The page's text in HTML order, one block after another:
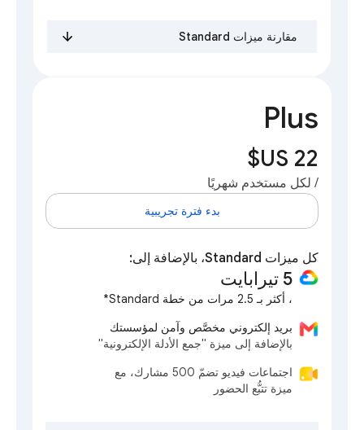
مقارنة ميزات Standard
Plus
/ لكل مستخدم شهريًا
بدء فترة تجريبية
كل ميزات Standard، بالإضافة إلى:
‫5 تيرابايت
، أكثر بـ 2.5 مرات من خطة Standard*
بريد إلكتروني مخصَّص وآمن لمؤسستك
بالإضافة إلى ميزة "جمع الأدلة الإلكترونية"
اجتماعات فيديو تضمّ 500 مشارك، مع
ميزة تتبُّع الحضور